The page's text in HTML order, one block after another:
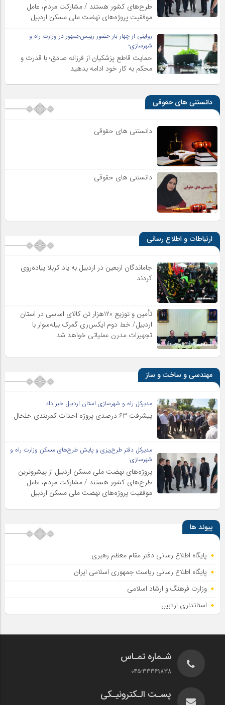
طرح‌های کشور هستند / مشارکت مردم، عامل
موفقیت پروژه‌های نهضت ملی مسکن اردبیل
روایتی از چهار بار حضور رییس‌جمهور در وزارت راه و
شهرسازی؛
حمایت قاطع پزشکیان از فرزانه صادق؛ با قدرت و
محکم به کار خود ادامه بدهید
دانستنی های حقوقی
دانستنی های حقوقی
دانستنی های حقوقی
ارتباطات و اطلاع رسانی
جاماندگان اربعین در اردبیل به یاد کربلا پیاده‌روی
کردند
تأمین و توزیع ۱۲۰هزار تن کالای اساسی در استان
اردبیل/ خط دوم ایکس‌ری گمرک بیله‌سوار با
تجهیزات مدرن عملیاتی خواهد شد
مهندسی و ساخت و ساز
مدیرکل راه و شهرسازی استان اردبیل خبر داد:
پیشرفت ۶۳ درصدی پروژه احداث کمربندی خلخال
مدیرکل دفتر طرح‌ریزی و پایش طرح‌های مسکن وزارت راه و
شهرسازی:
پروژه‌های نهضت ملی مسکن اردبیل از پیشروترین
طرح‌های کشور هستند / مشارکت مردم، عامل
موفقیت پروژه‌های نهضت ملی مسکن اردبیل
پیوند ها
پایگاه اطلاع رسانی دفتر مقام معظم رهبری
پایگاه اطلاع‌ رسانی ریاست‌ جمهوری اسلامی ایران
وزارت فرهنگ و ارشاد اسلامی
استانداری اردبیل
شـماره تمـاس
045-33369838
پسـت الـکترونیـکی